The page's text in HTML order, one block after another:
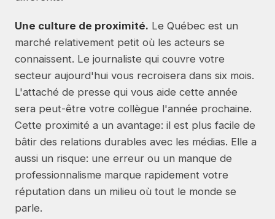
Une culture de proximité. Le Québec est un
marché relativement petit où les acteurs se
connaissent. Le journaliste qui couvre votre
secteur aujourd'hui vous recroisera dans six mois.
L'attaché de presse qui vous aide cette année
sera peut-être votre collègue l'année prochaine.
Cette proximité a un avantage: il est plus facile de
bâtir des relations durables avec les médias. Elle a
aussi un risque: une erreur ou un manque de
professionnalisme marque rapidement votre
réputation dans un milieu où tout le monde se
parle.